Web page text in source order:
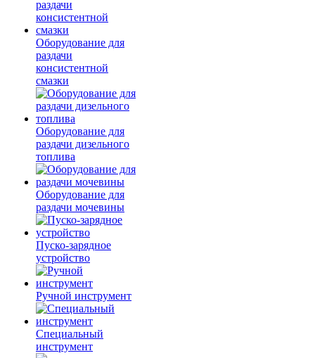
Оборудование для
раздачи
консистентной
смазки
Оборудование для
раздачи дизельного
топлива
Оборудование для
раздачи мочевины
Пуско-зарядное
устройство
Ручной инструмент
Специальный
инструмент